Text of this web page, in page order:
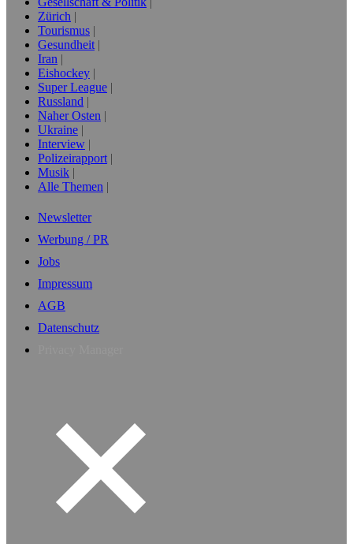
Zürich
Tourismus
Gesundheit
Iran
Eishockey
Super League
Russland
Naher Osten
Ukraine
Interview
Polizeirapport
Musik
Alle Themen
Newsletter
Werbung / PR
Jobs
Impressum
AGB
Datenschutz